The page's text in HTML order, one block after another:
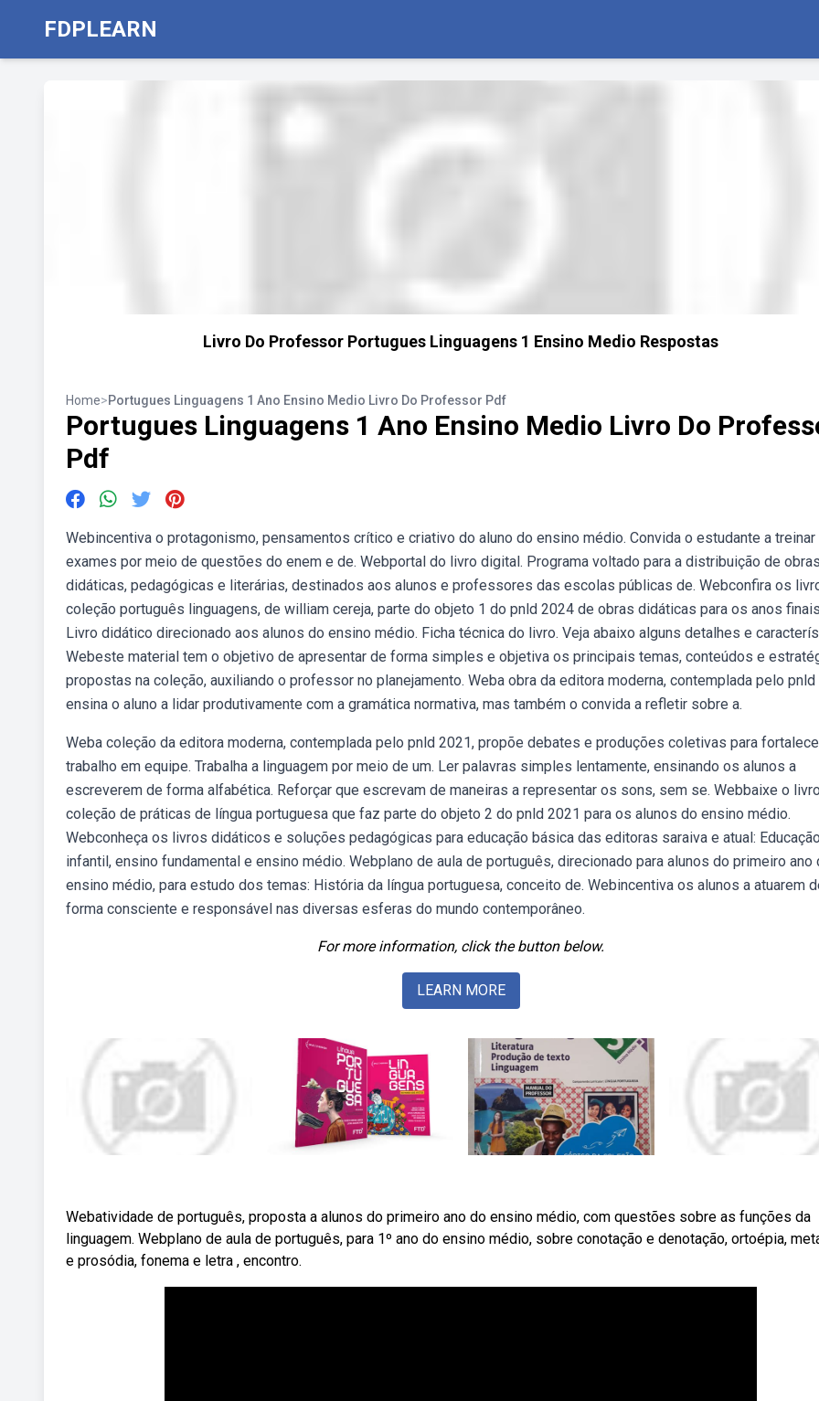
FDPLEARN
Livro Do Professor Portugues Linguagens 1 Ensino Medio Respostas
Home>Portugues Linguagens 1 Ano Ensino Medio Livro Do Professor Pdf
Portugues Linguagens 1 Ano Ensino Medio Livro Do
Pdf
Webincentiva o protagonismo, pensamentos crítico e criativo do aluno do ensino médio. Convida o estudante a treinar
exames por meio de questões do enem e de. Webportal do livro digital. Programa voltado para a distribuição de obras
didáticas, pedagógicas e literárias, destinados aos alunos e professores das escolas públicas de. Webconfira os
coleção português linguagens, de william cereja, parte do objeto 1 do pnld 2024 de obras didáticas para os anos
Livro didático direcionado aos alunos do ensino médio. Ficha técnica do livro. Veja abaixo alguns detalhes e
Webeste material tem o objetivo de apresentar de forma simples e objetiva os principais temas, conteúdos e
propostas na coleção, auxiliando o professor no planejamento. Weba obra da editora moderna, contemplada pelo pnld
ensina o aluno a lidar produtivamente com a gramática normativa, mas também o convida a refletir sobre a.
Weba coleção da editora moderna, contemplada pelo pnld 2021, propõe debates e produções coletivas para
trabalho em equipe. Trabalha a linguagem por meio de um. Ler palavras simples lentamente, ensinando os alunos a
escreverem de forma alfabética. Reforçar que escrevam de maneiras a representar os sons, sem se. Webbaixe o
coleção de práticas de língua portuguesa que faz parte do objeto 2 do pnld 2021 para os alunos do ensino médio.
Webconheça os livros didáticos e soluções pedagógicas para educação básica das editoras saraiva e atual: Educação
infantil, ensino fundamental e ensino médio. Webplano de aula de português, direcionado para alunos do primeiro ano
ensino médio, para estudo dos temas: História da língua portuguesa, conceito de. Webincentiva os alunos a atuarem
forma consciente e responsável nas diversas esferas do mundo contemporâneo.
For more information, click the button below.
LEARN MORE
Webatividade de português, proposta a alunos do primeiro ano do ensino médio, com questões sobre as funções da
linguagem. Webplano de aula de português, para 1º ano do ensino médio, sobre conotação e denotação, ortoépia,
e prosódia, fonema e letra , encontro.